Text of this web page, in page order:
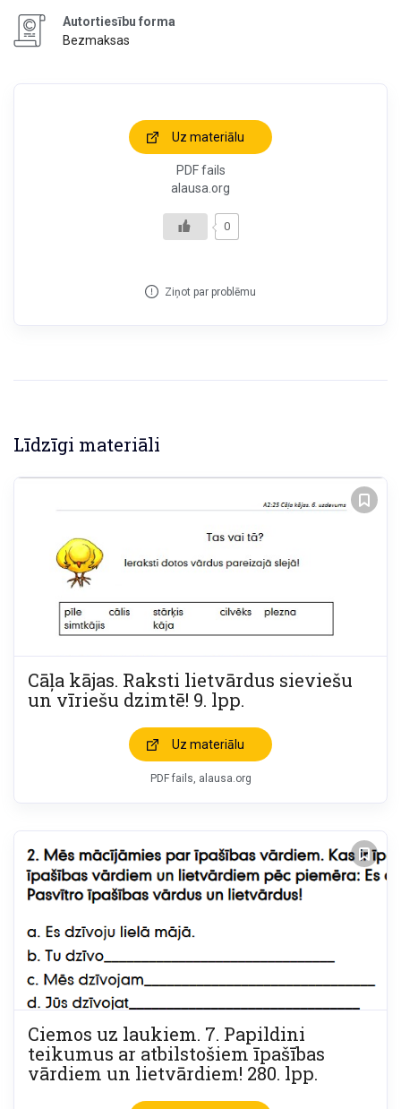
Autortiesību forma
Bezmaksas
Uz materiālu
PDF fails
alausa.org
0
Ziņot par problēmu
Līdzīgi materiāli
Cāļa kājas. Raksti lietvārdus sieviešu
un vīriešu dzimtē! 9. lpp.
Uz materiālu
PDF fails, alausa.org
Ciemos uz laukiem. 7. Papildini
teikumus ar atbilstošiem īpašības
vārdiem un lietvārdiem! 280. lpp.